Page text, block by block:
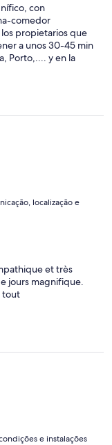
con
comedor
los propietarios que
a unos 30-45 min
Porto,.... y en la
y cafeterías.
a unos 8 min en
pendientes
necesario puesto
localização e
et très
jours magnifique.
tout
e instalações